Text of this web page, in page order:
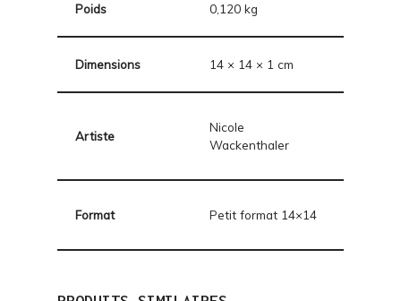
Poids 0,120 kg
Dimensions 14 × 14 × 1 cm
Artiste
Nicole
Wackenthaler
Format Petit format 14×14